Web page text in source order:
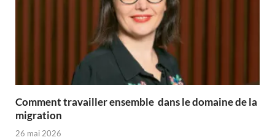
Comment travailler ensemble dans le domaine de la
migration
26 mai 2026